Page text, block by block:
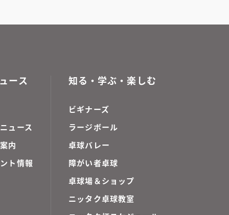
ース
ュース
内
ト情報
知る・学ぶ・楽しむ
ビギナーズ
ラージボール
卓球バレー
障がい者卓球
卓球場＆ショップ
ニッタク卓球教室